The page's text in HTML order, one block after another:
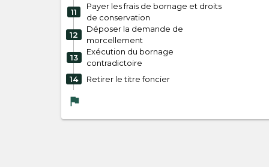
11
Payer les frais de bornage et droits
de conservation
12
Déposer la demande de
morcellement
13
Exécution du bornage
contradictoire
14
Retirer le titre foncier
flag